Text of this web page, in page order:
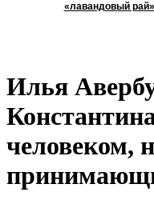
«лавандовый рай»
Илья
человеком,